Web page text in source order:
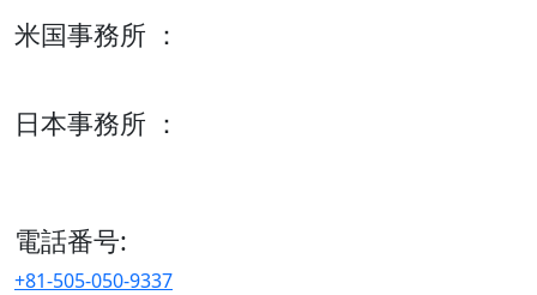
米国事務所 ：
日本事務所 ：
電話番号:
+81-505-050-9337